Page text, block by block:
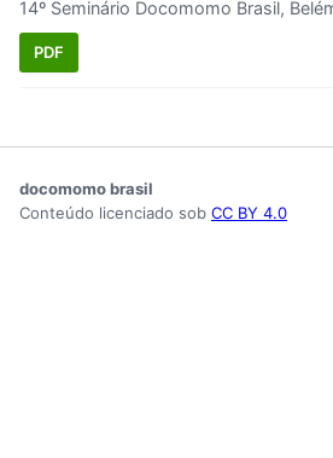
14º Seminário Docomomo Brasil,
PDF
docomomo brasil
Conteúdo licenciado sob CC BY 4.0